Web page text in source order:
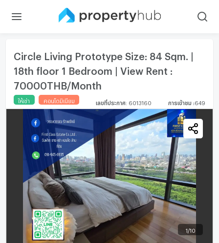
Circle Living Prototype Size: 84 Sqm. |
18th floor 1 Bedroom | View Rent :
70000THB/Month
ให้เช่า คอนโดมิเนียม เลขที่ประกาศ 6013160 การเข้าชม 649
1 /10